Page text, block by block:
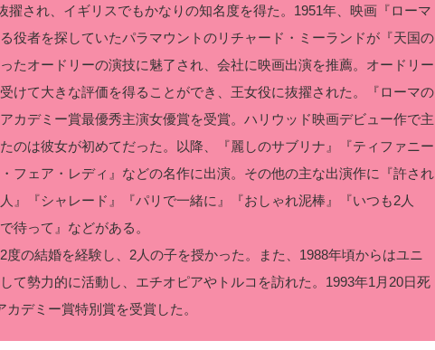
擢され、イギリスでもかなりの知名度を得た。1951年、映画『ローマ
役者を探していたパラマウントのリチャード・ミーランドが『天国の
たオードリーの演技に魅了され、会社に映画出演を推薦。オードリー
けて大きな評価を得ることができ、王女役に抜擢された。『ローマの
カデミー賞最優秀主演女優賞を受賞。ハリウッド映画デビュー作で主
のは彼女が初めてだった。以降、『麗しのサブリナ』『ティファニー
フェア・レディ』などの名作に出演。その他の主な出演作に『許され
』『シャレード』『パリで一緒に』『おしゃれ泥棒』『いつも2人
待って』などがある。
度の結婚を経験し、2人の子を授かった。また、1988年頃からはユニ
て勢力的に活動し、エチオピアやトルコを訪れた。1993年1月20日死
デミー賞特別賞を受賞した。